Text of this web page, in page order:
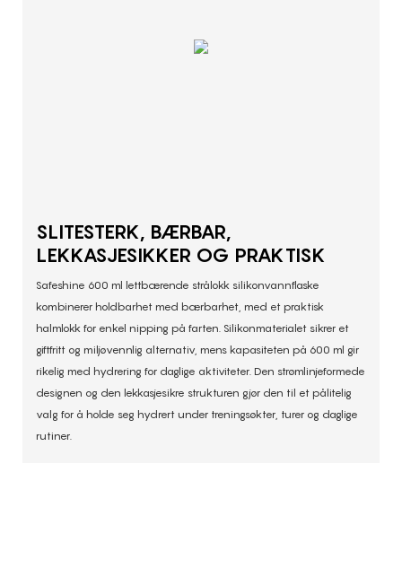
SLITESTERK, BÆRBAR,
LEKKASJESIKKER OG PRAKTISK
Safeshine 600 ml lettbærende strålokk silikonvannflaske
kombinerer holdbarhet med bærbarhet, med et praktisk
halmlokk for enkel nipping på farten. Silikonmaterialet sikrer et
giftfritt og miljøvennlig alternativ, mens kapasiteten på 600 ml gir
rikelig med hydrering for daglige aktiviteter. Den strømlinjeformede
designen og den lekkasjesikre strukturen gjør den til et pålitelig
valg for å holde seg hydrert under treningsøkter, turer og daglige
rutiner.